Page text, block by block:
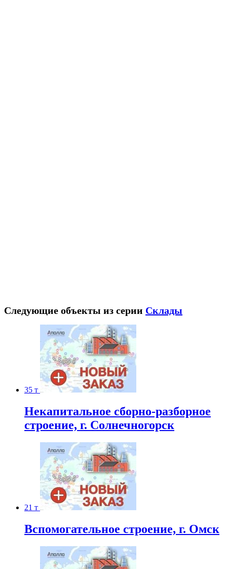
Следующие объекты из серии Склады
35 т
Некапитальное сборно-разборное
строение, г. Солнечногорск
21 т
Вспомогательное строение, г. Омск